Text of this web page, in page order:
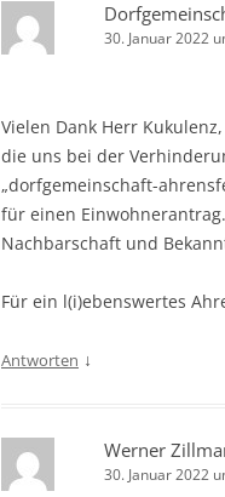
30. Januar 2022
Vielen Dank Herr
die uns bei der
„dorfgemeinschaft-
für einen
Nachbarschaft und
Für ein l(i)ebenswertes
Antworten ↓
Werner
30. Januar 2022